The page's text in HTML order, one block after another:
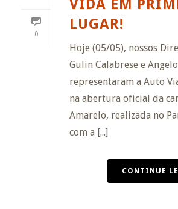
0
VIDA EM
LUGAR!
Hoje (05/05), nossos
Gulin Calabrese e
representaram a Auto
na abertura oficial da
Amarelo, realizada no
com a [...]
CONTINUE